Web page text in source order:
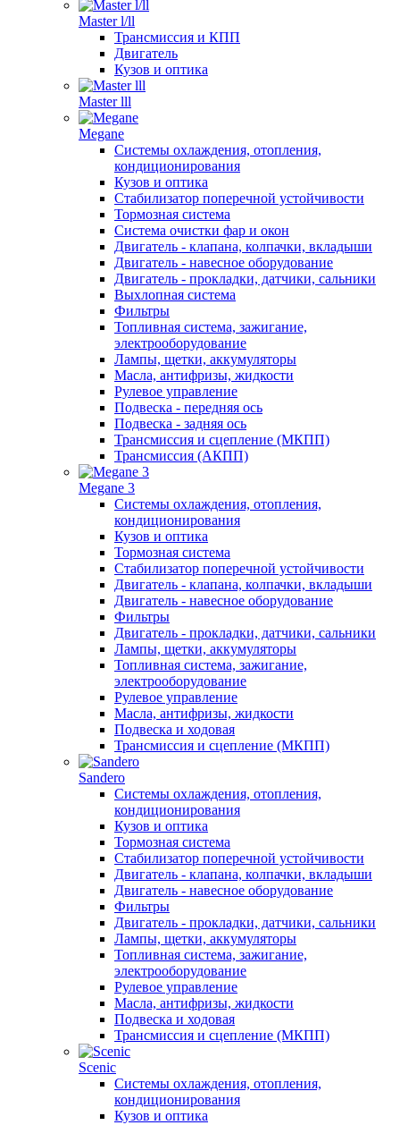
Master l/ll
Трансмиссия и КПП
Двигатель
Кузов и оптика
Master lll
Megane
Системы охлаждения, отопления,
кондиционирования
Кузов и оптика
Стабилизатор поперечной устойчивости
Тормозная система
Система очистки фар и окон
Двигатель - клапана, колпачки, вкладыши
Двигатель - навесное оборудование
Двигатель - прокладки, датчики, сальники
Выхлопная система
Фильтры
Топливная система, зажигание,
электрооборудование
Лампы, щетки, аккумуляторы
Масла, антифризы, жидкости
Рулевое управление
Подвеска - передняя ось
Подвеска - задняя ось
Трансмиссия и сцепление (МКПП)
Трансмиссия (АКПП)
Megane 3
Системы охлаждения, отопления,
кондиционирования
Кузов и оптика
Тормозная система
Стабилизатор поперечной устойчивости
Двигатель - клапана, колпачки, вкладыши
Двигатель - навесное оборудование
Фильтры
Двигатель - прокладки, датчики, сальники
Лампы, щетки, аккумуляторы
Топливная система, зажигание,
электрооборудование
Рулевое управление
Масла, антифризы, жидкости
Подвеска и ходовая
Трансмиссия и сцепление (МКПП)
Sandero
Системы охлаждения, отопления,
кондиционирования
Кузов и оптика
Тормозная система
Стабилизатор поперечной устойчивости
Двигатель - клапана, колпачки, вкладыши
Двигатель - навесное оборудование
Фильтры
Двигатель - прокладки, датчики, сальники
Лампы, щетки, аккумуляторы
Топливная система, зажигание,
электрооборудование
Рулевое управление
Масла, антифризы, жидкости
Подвеска и ходовая
Трансмиссия и сцепление (МКПП)
Scenic
Системы охлаждения, отопления,
кондиционирования
Кузов и оптика